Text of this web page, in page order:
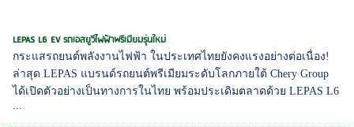
LEPAS L6 EV รถเอสยูวีไฟฟ้าพรีเมียมรุ่นใหม่
กระแสรถยนต์พลังงานไฟฟ้า ในประเทศไทยยังคงแรงอย่างต่อเนื่อง!
ล่าสุด LEPAS แบรนด์รถยนต์พรีเมียมระดับโลกภายใต้ Chery Group
ได้เปิดตัวอย่างเป็นทางการในไทย พร้อมประเดิมตลาดด้วย LEPAS L6
...